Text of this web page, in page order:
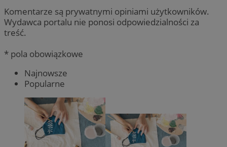
Komentarze są prywatnymi opiniami użytkowników.
Wydawca portalu nie ponosi odpowiedzialności za
treść.
* pola obowiązkowe
Najnowsze
Popularne